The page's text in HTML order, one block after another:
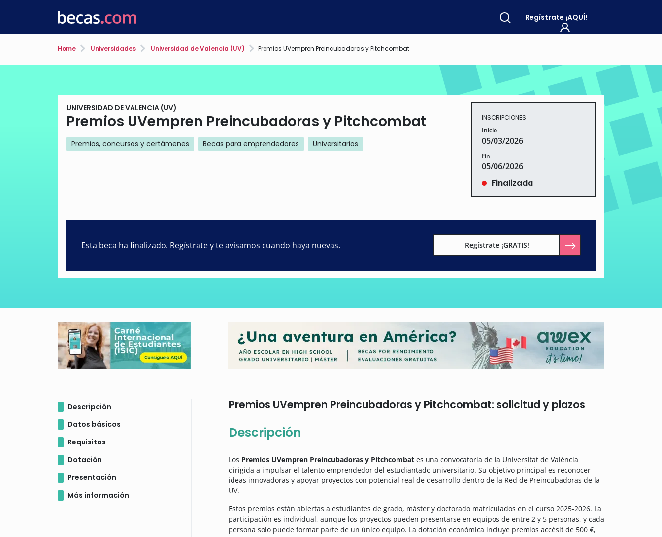
Regístrate ¡AQUÍ!
Home Universidades Universidad de Valencia (UV) Premios UVempren Preincubadoras y Pitchcombat
UNIVERSIDAD DE VALENCIA (UV)
Premios UVempren Preincubadoras y Pitchcombat
Premios, concursos y certámenes Becas para emprendedores Universitarios
INSCRIPCIONES
Inicio
05/03/2026
Fin
05/06/2026
Finalizada
Esta beca ha finalizado. Regístrate y te avisamos cuando haya nuevas. Regístrate ¡GRATIS!
Descripción
Datos básicos
Requisitos
Dotación
Presentación
Más información
Premios UVempren Preincubadoras y Pitchcombat: solicitud y plazos
Descripción
Los Premios UVempren Preincubadoras y Pitchcombat es una convocatoria de la Universitat de València
dirigida a impulsar el talento emprendedor del estudiantado universitario. Su objetivo principal es reconocer
ideas innovadoras y apoyar proyectos con potencial real de desarrollo dentro de la Red de Preincubadoras de la
UV.
Estos premios están abiertas a estudiantes de grado, máster y doctorado matriculados en el curso 2025-2026. La
participación es individual, aunque los proyectos pueden presentarse en equipos de entre 2 y 5 personas, y cada
persona solo puede formar parte de un único equipo. La dotación económica incluye premios accésit de 500 €,